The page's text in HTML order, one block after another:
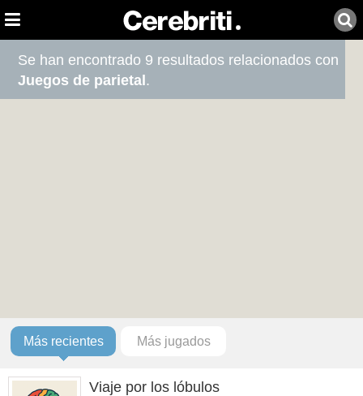
Se han encontrado 9 resultados relacionados con
Juegos de parietal .
Más recientes Más jugados
Viaje por los lóbulos